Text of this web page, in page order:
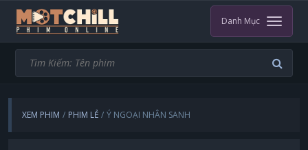
Danh Mục
XEM PHIM PHIM LẺ Ý NGOẠI NHÂN SANH